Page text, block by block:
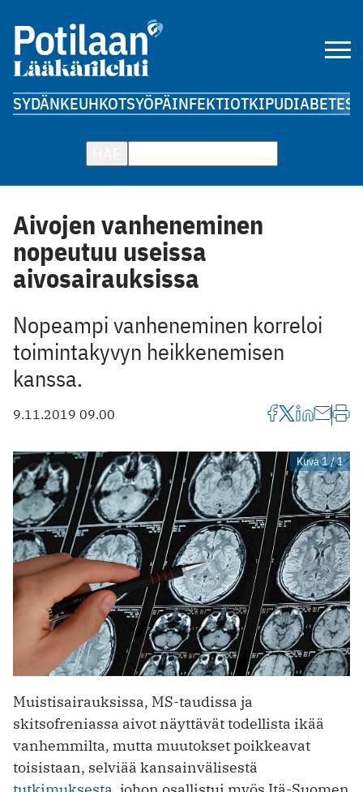
SYDÄNKEUHKOTSYÖPÄINFEKTIOTKIPUDIABETES
Aivojen vanheneminen
nopeutuu useissa
aivosairauksissa
Nopeampi vanheneminen korreloi
toimintakyvyn heikkenemisen
kanssa.
9.11.2019 09.00
Kuva 1 / 1
Muistisairauksissa, MS-taudissa ja
skitsofreniassa aivot näyttävät todellista ikää
vanhemmilta, mutta muutokset poikkeavat
toisistaan, selviää kansainvälisestä